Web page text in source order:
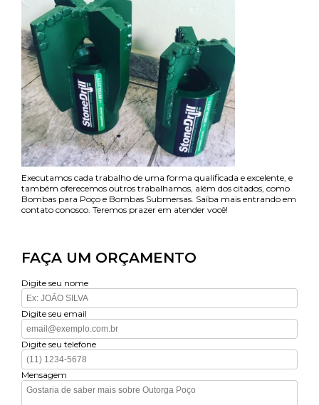
Executamos cada trabalho de uma forma qualificada e excelente, e
também oferecemos outros trabalhamos, além dos citados, como
Bombas para Poço e Bombas Submersas. Saiba mais entrando em
contato conosco. Teremos prazer em atender você!
FAÇA UM ORÇAMENTO
Digite seu nome
Digite seu email
Digite seu telefone
Mensagem